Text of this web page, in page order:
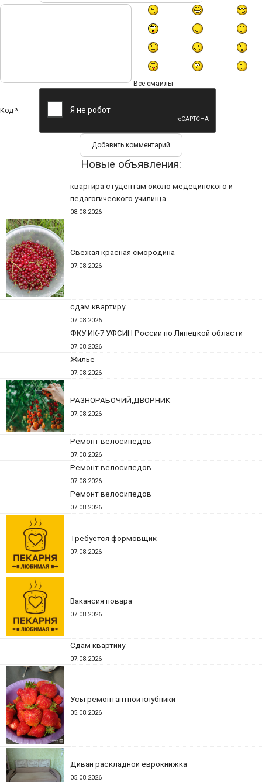
Все смайлы
Код *:
Новые объявления:
квартира студентам около медецинского и
педагогического училища
08.08.2026
Свежая красная смородина
07.08.2026
сдам квартиру
07.08.2026
ФКУ ИК-7 УФСИН России по Липецкой области
07.08.2026
Жильё
07.08.2026
РАЗНОРАБОЧИЙ,ДВОРНИК
07.08.2026
Ремонт велосипедов
07.08.2026
Ремонт велосипедов
07.08.2026
Ремонт велосипедов
07.08.2026
Требуется формовщик
07.08.2026
Вакансия повара
07.08.2026
Сдам квартииу
07.08.2026
Усы ремонтантной клубники
05.08.2026
Диван раскладной еврокнижка
05.08.2026